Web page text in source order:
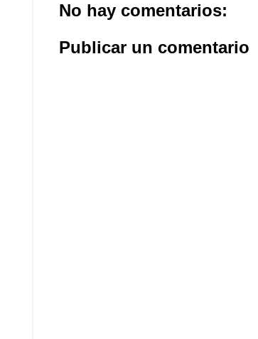
No hay comentarios:
Publicar un comentario